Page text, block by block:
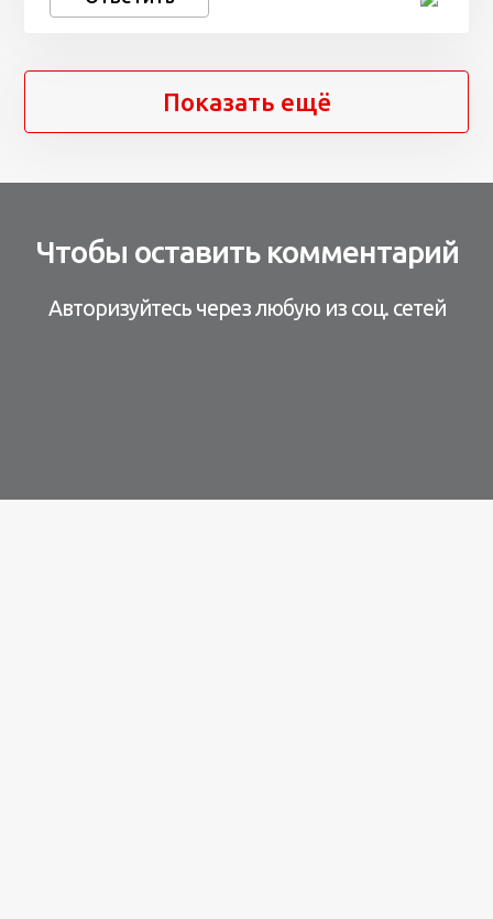
Показать ещё
Чтобы оставить комментарий
Авторизуйтесь через любую из соц. сетей